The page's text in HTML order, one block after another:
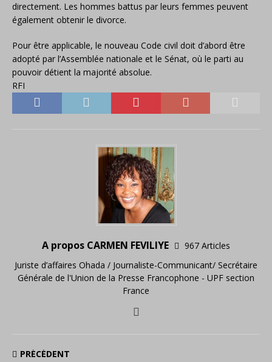
directement. Les hommes battus par leurs femmes peuvent
également obtenir le divorce.
Pour être applicable, le nouveau Code civil doit d’abord être
adopté par l’Assemblée nationale et le Sénat, où le parti au
pouvoir détient la majorité absolue.
RFI
A propos CARMEN FEVILIYE
967 Articles
Juriste d’affaires Ohada / Journaliste-Communicant/ Secrétaire
Générale de l'Union de la Presse Francophone - UPF section
France
PRÉCÉDENT